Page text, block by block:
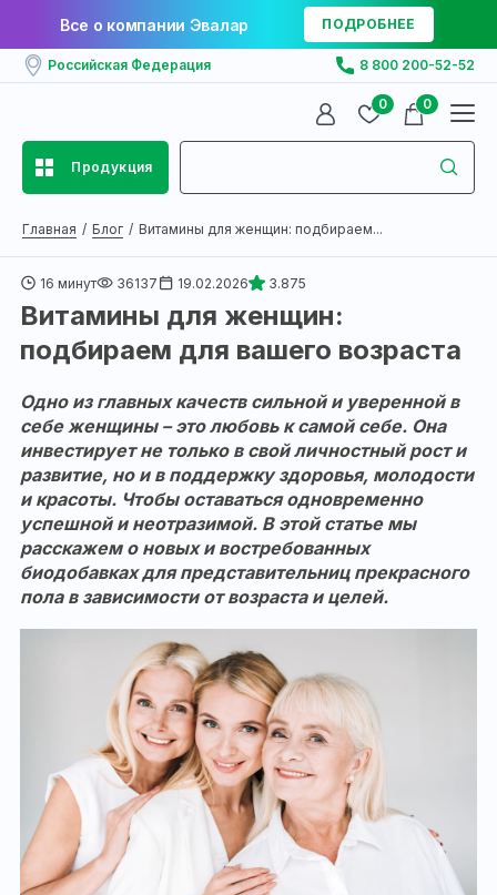
Все о компании Эвалар ПОДРОБНЕЕ
Российская Федерация 8 800 200-52-52
0 0
Продукция
Главная Блог Витамины для женщин: подбираем...
16 минут 36137 19.02.2026 3.875
Витамины для женщин:
подбираем для вашего возраста
Одно из главных качеств сильной и уверенной в
себе женщины – это любовь к самой себе. Она
инвестирует не только в свой личностный рост и
развитие, но и в поддержку здоровья, молодости
и красоты. Чтобы оставаться одновременно
успешной и неотразимой. В этой статье мы
расскажем о новых и востребованных
биодобавках для представительниц прекрасного
пола в зависимости от возраста и целей.